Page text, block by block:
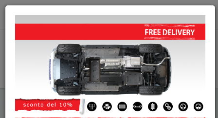
info@piastraparamotore.com
Piastra paramotore di acciaio Renault
Piastra paramotore di acciaio Renault Kangoo